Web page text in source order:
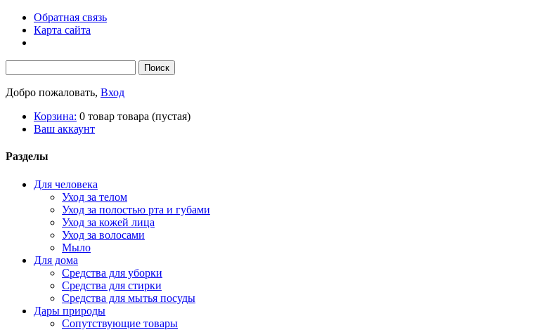
Обратная связь
Карта сайта
Добро пожаловать, Вход
Корзина: 0 товар товара (пустая)
Ваш аккаунт
Разделы
Для человека
Уход за телом
Уход за полостью рта и губами
Уход за кожей лица
Уход за волосами
Мыло
Для дома
Средства для уборки
Средства для стирки
Средства для мытья посуды
Дары природы
Сопутствующие товары